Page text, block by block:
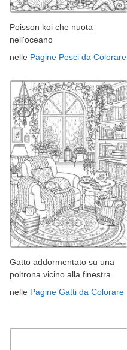
Poisson koi che nuota
nell'oceano
nelle Pagine Pesci da Colorare
Gatto addormentato su una
poltrona vicino alla finestra
nelle Pagine Gatti da Colorare